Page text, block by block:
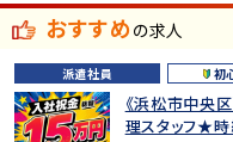
おすすめの求人
派遣社員 初
《浜松市中央
理スタッフ★